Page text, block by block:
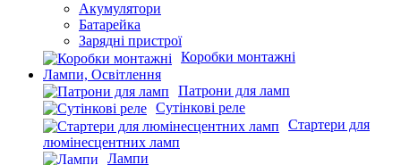
Акумулятори
Батарейка
Зарядні пристрої
Коробки монтажні
Лампи, Освітлення
Патрони для ламп
Сутінкові реле
Стартери для
люмінесцентних ламп
Лампи